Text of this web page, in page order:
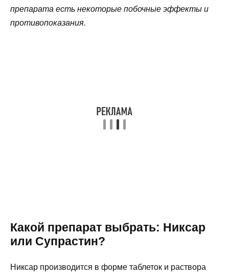
препарата есть некоторые побочные эффекты и
противопоказания.
Какой препарат выбрать: Никсар
или Супрастин?
Никсар производится в форме таблеток и раствора